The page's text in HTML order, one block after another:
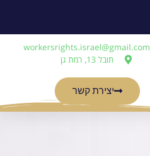
workersrights.israel@gmail.com
תובל 13, רמת גן
יצירת קשר